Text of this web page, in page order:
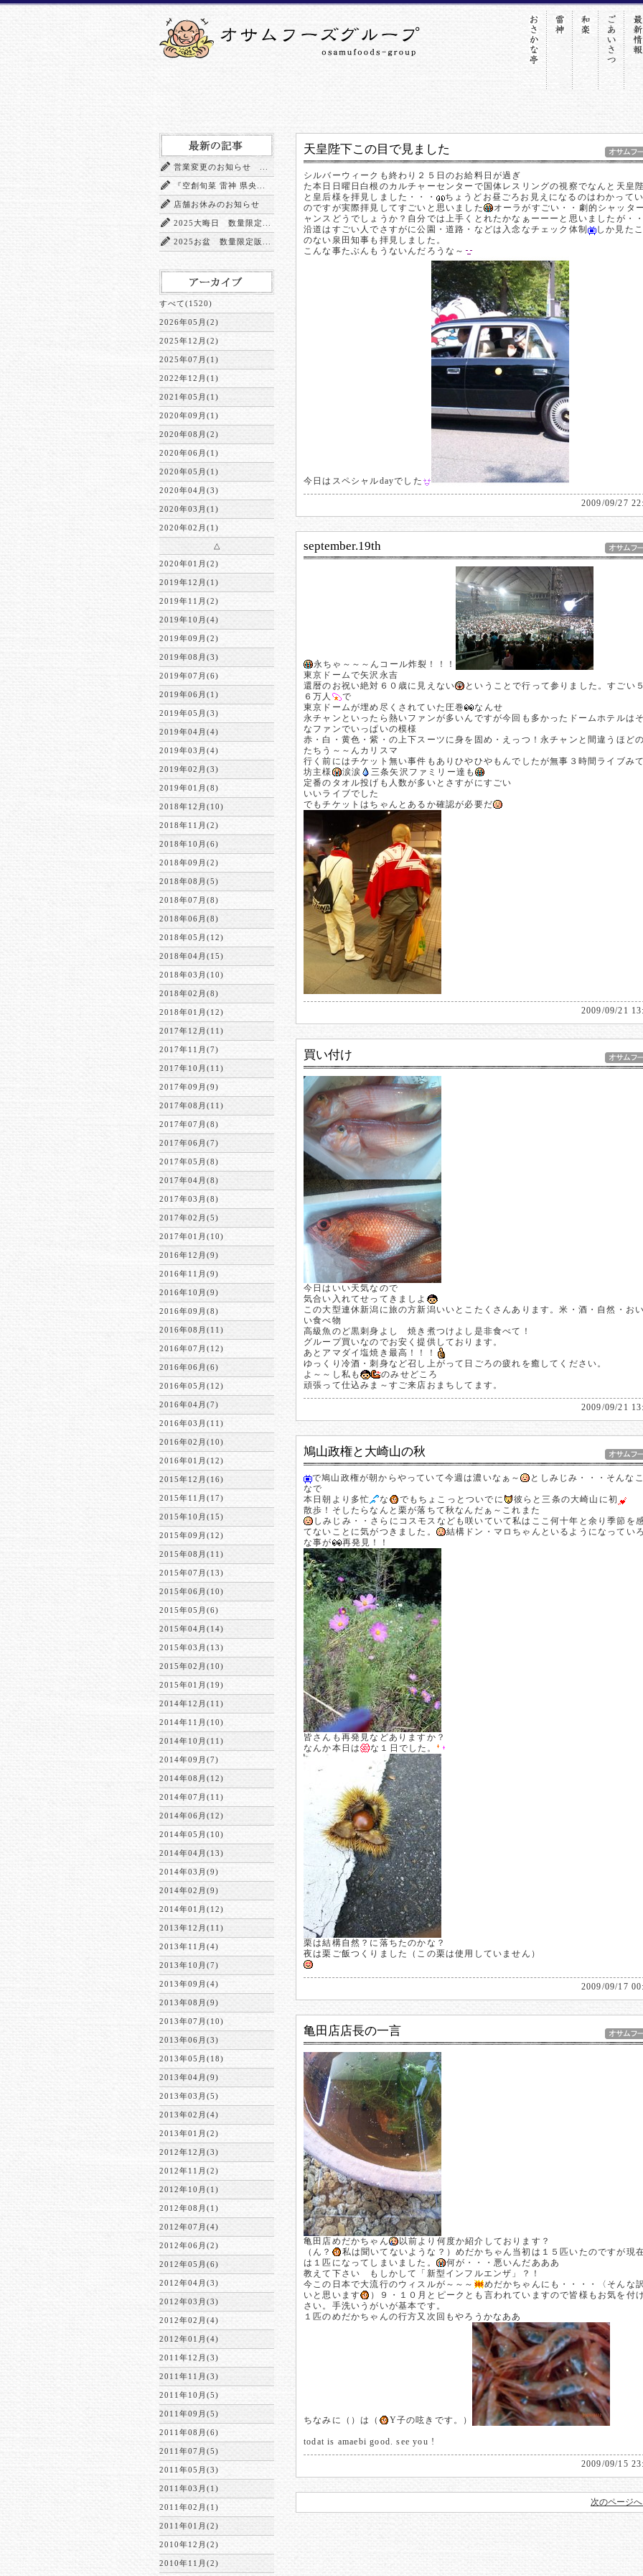
営業変更のお知らせ ...
『空創旬菜 雷神 県央...
店舗お休みのお知らせ
2025大晦日 数量限定...
2025お盆 数量限定販...
すべて(1520)
2026年05月(2)
2025年12月(2)
2025年07月(1)
2022年12月(1)
2021年05月(1)
2020年09月(1)
2020年08月(2)
2020年06月(1)
2020年05月(1)
2020年04月(3)
2020年03月(1)
2020年02月(1)
△
2020年01月(2)
2019年12月(1)
2019年11月(2)
2019年10月(4)
2019年09月(2)
2019年08月(3)
2019年07月(6)
2019年06月(1)
2019年05月(3)
2019年04月(4)
2019年03月(4)
2019年02月(3)
2019年01月(8)
2018年12月(10)
2018年11月(2)
2018年10月(6)
2018年09月(2)
2018年08月(5)
2018年07月(8)
2018年06月(8)
2018年05月(12)
2018年04月(15)
2018年03月(10)
2018年02月(8)
2018年01月(12)
2017年12月(11)
2017年11月(7)
2017年10月(11)
2017年09月(9)
2017年08月(11)
2017年07月(8)
2017年06月(7)
2017年05月(8)
2017年04月(8)
2017年03月(8)
2017年02月(5)
2017年01月(10)
2016年12月(9)
2016年11月(9)
2016年10月(9)
2016年09月(8)
2016年08月(11)
2016年07月(12)
2016年06月(6)
2016年05月(12)
2016年04月(7)
2016年03月(11)
2016年02月(10)
2016年01月(12)
2015年12月(16)
2015年11月(17)
2015年10月(15)
2015年09月(12)
2015年08月(11)
2015年07月(13)
2015年06月(10)
2015年05月(6)
2015年04月(14)
2015年03月(13)
2015年02月(10)
2015年01月(19)
2014年12月(11)
2014年11月(10)
2014年10月(11)
2014年09月(7)
2014年08月(12)
2014年07月(11)
2014年06月(12)
2014年05月(10)
2014年04月(13)
2014年03月(9)
2014年02月(9)
2014年01月(12)
2013年12月(11)
2013年11月(4)
2013年10月(7)
2013年09月(4)
2013年08月(9)
2013年07月(10)
2013年06月(3)
2013年05月(18)
2013年04月(9)
2013年03月(5)
2013年02月(4)
2013年01月(2)
2012年12月(3)
2012年11月(2)
2012年10月(1)
2012年08月(1)
2012年07月(4)
2012年06月(2)
2012年05月(6)
2012年04月(3)
2012年03月(3)
2012年02月(4)
2012年01月(4)
2011年12月(3)
2011年11月(3)
2011年10月(5)
2011年09月(5)
2011年08月(6)
2011年07月(5)
2011年05月(3)
2011年03月(1)
2011年02月(1)
2011年01月(2)
2010年12月(2)
2010年11月(2)
天皇陛下この目で見ました
シルバーウィークも終わり２５日のお給料日が過ぎ
た本日日曜日白根のカルチャーセンターで国体レスリングの視察でなんと天皇
と皇后様を拝見しました・・・
ちょうどお昼ごろお見えになるのはわかって
のですが実際拝見してすごいと思いました
オーラがすごい・・劇的シャッタ
ャンスどうでしょうか？自分では上手くとれたかなぁーーーと思いましたが・
沿道はすごい人でさすがに公園・道路・などは入念なチェック体制
しか見た
のない泉田知事も拝見しました。
こんな事たぶんもうないんだろうな～
今日はスペシャルdayでした
2009/09/27
september.19th
永ちゃ～～～んコール炸裂！！！
東京ドームで矢沢永吉
還暦のお祝い絶対６０歳に見えない
ということで行って参りました。すごい
６万人
で
東京ドームが埋め尽くされていた圧巻
なんせ
永チャンといったら熱いファンが多いんですが今回も多かったドームホテルは
なファンでいっぱいの模様
赤・白・黄色・紫・の上下スーツに身を固め・えっつ！永チャンと間違うほど
たちう～～んカリスマ
行く前にはチケット無い事件もありひやひやもんでしたが無事３時間ライブみ
坊主様
涙涙
三条矢沢ファミリー達も
定番のタオル投げも人数が多いとさすがにすごい
いいライブでした
でもチケットはちゃんとあるか確認が必要だ
2009/09/21
買い付け
今日はいい天気なので
気合い入れてせってきましよ
この大型連休新潟に旅の方新潟いいとこたくさんあります。米・酒・自然・お
い食べ物
高級魚のど黒刺身よし 焼き煮つけよし是非食べて！
グループ買いなのでお安く提供しております。
あとアマダイ塩焼き最高！！！
ゆっくり冷酒・刺身など召し上がって日ごろの疲れを癒してください。
よ～～し私も
のみせどころ
頑張って仕込みま～すご来店おまちしてます。
2009/09/21
鳩山政権と大崎山の秋
で鳩山政権が朝からやっていて今週は濃いなぁ～
としみじみ・・・そんな
なで
本日朝より多忙
な でもちょこっとついでに
彼らと三条の大崎山に初
散歩！そしたらなんと栗が落ちて秋なんだぁ～これまた
しみじみ・・さらにコスモスなども咲いていて私はここ何十年と余り季節を
てないことに気がつきました。
結構ドン・マロちゃんといるようになってい
な事が
再発見！！
皆さんも再発見などありますか？
なんか本日は
な１日でした。
栗は結構自然？に落ちたのかな？
夜は栗ご飯つくりました（この栗は使用していません）
2009/09/17
亀田店店長の一言
亀田店めだかちゃん
以前より何度か紹介しております？
（ん？
私は聞いてないような？）めだかちゃん当初は１５匹いたのですが現
は１匹になってしまいました。
何が・・・悪いんだあああ
教えて下さい もしかして「新型インフルエンザ」？！
今この日本で大流行のウィスルが～～～
めだかちゃんにも・・・・〈そんな
いと思います
）９・１０月とピークとも言われていますので皆様もお気を付
さい。手洗いうがいが基本です。
１匹のめだかちゃんの行方又次回もやろうかなああ
ちなみに（）は（ Y子の呟きです。）
todat is amaebi good. see you !
2009/09/15
次のページ